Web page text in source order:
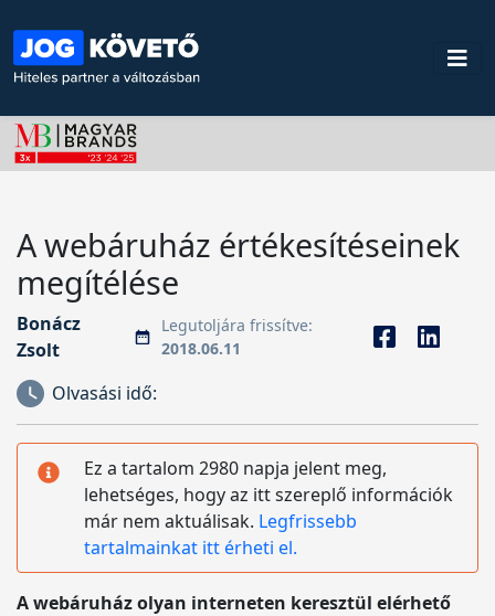
A webáruház értékesítéseinek
megítélése
Bonácz
Zsolt
Legutoljára frissítve:
2018.06.11
Olvasási idő:
Ez a tartalom 2980 napja jelent meg,
lehetséges, hogy az itt szereplő információk
már nem aktuálisak. Legfrissebb
tartalmainkat itt érheti el.
A webáruház olyan interneten keresztül elérhető